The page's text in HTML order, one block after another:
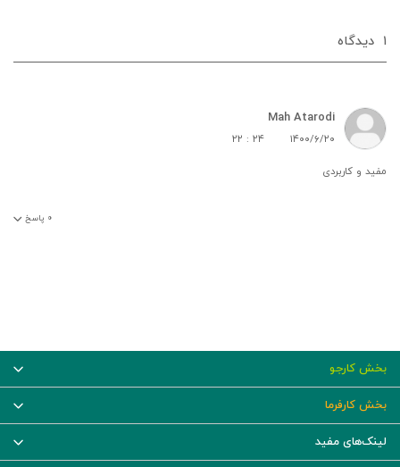
۱ دیدگاه‌
Mah Atarodi
۱۴۰۰/۶/۲۰ ۲۲ : ۲۴
مفید و کاربردی
۰ پاسخ
بخش کارجو
بخش کارفرما
لینک‌های مفید